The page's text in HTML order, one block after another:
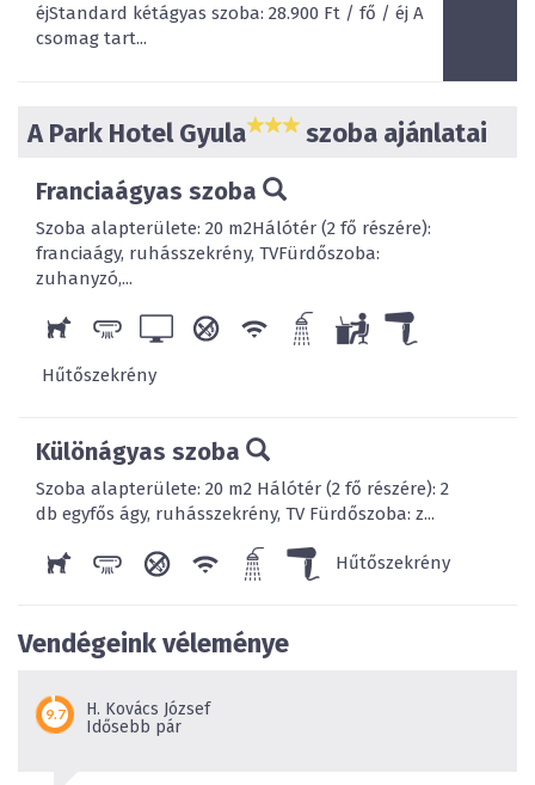
éjStandard kétágyas szoba: 28.900 Ft / fő / éj A
csomag tart...
A Park Hotel Gyula szoba ajánlatai
Franciaágyas szoba
Szoba alapterülete: 20 m2Hálótér (2 fő részére):
franciaágy, ruhásszekrény, TVFürdőszoba:
zuhanyzó,...
Hűtőszekrény
Különágyas szoba
Szoba alapterülete: 20 m2 Hálótér (2 fő részére): 2
db egyfős ágy, ruhásszekrény, TV Fürdőszoba: z...
Hűtőszekrény
Vendégeink véleménye
H. Kovács József
Idősebb pár